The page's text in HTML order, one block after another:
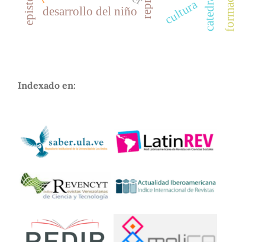
desarrollo del niño cultura
Indexado en: